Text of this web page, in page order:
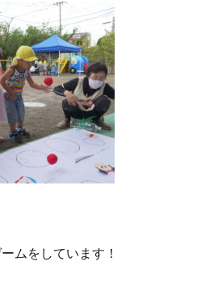
ムをしています！